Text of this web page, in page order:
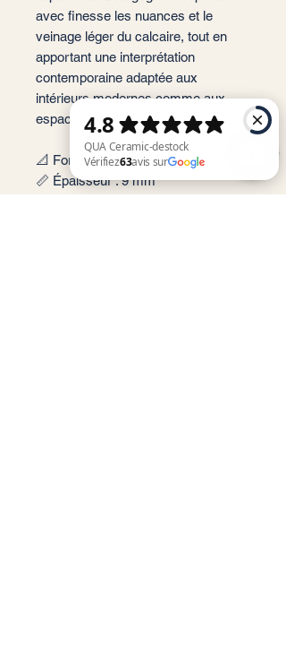
avec finesse les nuances et le
veinage léger du calcaire, tout en
apportant une interprétation
contemporaine adaptée aux
intérieurs modernes comme aux
espaces extérieurs.
📐 Format: 60x120 cm
📏 Épaisseur : 9 mm